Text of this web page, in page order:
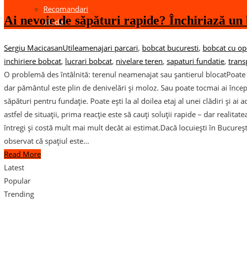
Recomandari
Moda
Ai nevoie de săpături rapide? Închiriază
Sergiu MacicasanUtileamenajari parcari, bobcat bucuresti, bobcat cu
inchiriere bobcat, lucrari bobcat, nivelare teren, sapaturi fundatie,
O problemă des întâlnită: terenul neamenajat sau șantierul
dar pământul este plin de denivelări și moloz. Sau poate tocmai ai
săpături pentru fundație. Poate ești la al doilea etaj al unei clădiri și ai
astfel de situații, prima reacție este să cauți soluții rapide – dar
întregi și costă mult mai mult decât ai estimat.Dacă locuiești în
observat că spațiul este…
Read More
Latest
Popular
Trending